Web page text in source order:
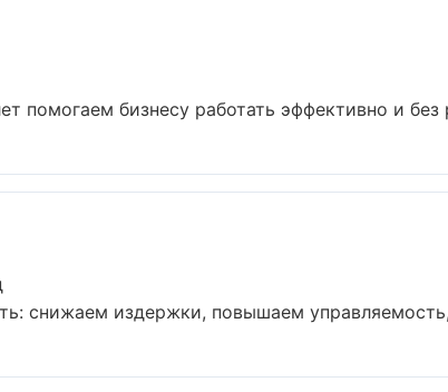
помогаем бизнесу работать эффективно и без
снижаем издержки, повышаем